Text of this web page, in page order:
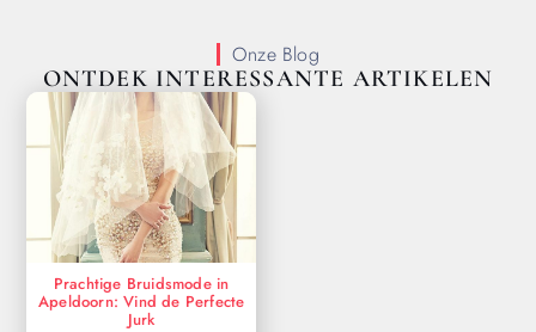
Onze Blog
ONTDEK INTERESSANTE ARTIKELEN
Prachtige Bruidsmode in
Apeldoorn: Vind de Perfecte
Jurk